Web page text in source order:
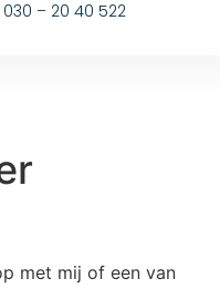
030 – 20 40 522
met mij of een van